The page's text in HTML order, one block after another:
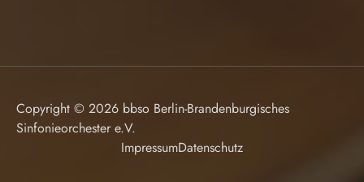
Copyright © 2026 bbso Berlin-Brandenburgisches
Sinfonieorchester e.V.
ImpressumDatenschutz